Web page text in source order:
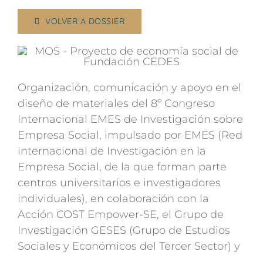
VOLVER A DOSSIER
Organización, comunicación y apoyo en el
diseño de materiales del 8º Congreso
Internacional EMES de Investigación sobre
Empresa Social, impulsado por EMES (Red
internacional de Investigación en la
Empresa Social, de la que forman parte
centros universitarios e investigadores
individuales), en colaboración con la
Acción COST Empower-SE, el Grupo de
Investigación GESES (Grupo de Estudios
Sociales y Económicos del Tercer Sector) y